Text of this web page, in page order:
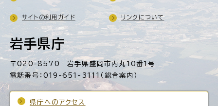
岩手県庁
〒020-8570 岩手県盛岡市内丸10番1号
電話番号：019-651-3111（総合案内）
県庁へのアクセス
サイトの利用ガイド リンクについて